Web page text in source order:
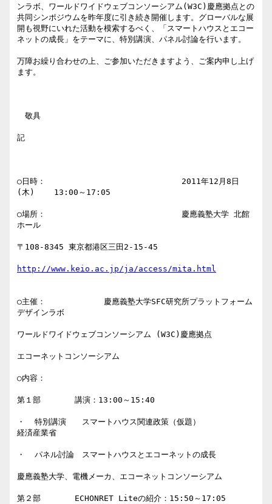
ンラボ、ワールドワイドウェブコンソーシアム(W3C)慶應拠点との
共同シンポジウムを昨年度に引き続き開催します。グローバルな展
開も視野にいれた活動を模索するべく、「スマートハウスとエコー
ネットの成長」をテーマに、特別講演、パネル討論を行います。
万障お繰り合わせの上、ご参加いただきますよう、ご案内申し上げ
ます。
敬具
記
○日時：                            2011年12月8日
(木)    13:00～17:05
○場所：                            慶應義塾大学 北館
ホール
〒108-8345 東京都港区三田2-15-45
○主催：            慶應義塾大学SFC研究所プラットフォーム
デザインラボ
ワールドワイドウェブコンソーシアム (W3C)慶應拠点
エコーネットコンソーシアム
○内容：
第１部       講演：13:00～15:40
・  特別講演　　スマートハウス関連政策（仮題）
経済産業省
・  パネル討論　スマートハウスとエコーネットの成長
慶應義塾大学、電機メーカ、エコーネットコンソーシアム
第２部       ECHONRET Liteの紹介：15:50～17:05